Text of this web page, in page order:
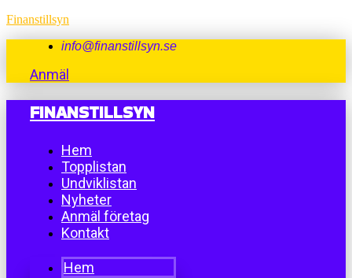
Finanstillsyn
info@finanstillsyn.se
Anmäl
FINANSTILLSYN
Hem
Topplistan
Undviklistan
Nyheter
Anmäl företag
Kontakt
Hem